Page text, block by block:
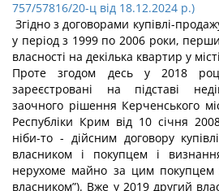
757/57816/20-ц від 18.12.2024 р.)
Згідно з договорами купівлі-
у період з 1999 по 2006 роки,
власності на декілька квартир у
Проте згодом десь у 2018
зареєстровані на підставі
заочного рішення Керченського
Республіки Крим від 10 січня
ніби-то - дійсним договору
власником і покупцем і
нерухоме майно за цим покупцем
власником”). Вже у 2019 другий